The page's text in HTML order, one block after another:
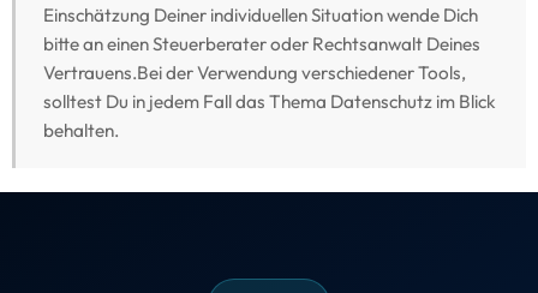
Einschätzung Deiner individuellen Situation wende Dich
bitte an einen Steuerberater oder Rechtsanwalt Deines
Vertrauens.Bei der Verwendung verschiedener Tools,
solltest Du in jedem Fall das Thema Datenschutz im Blick
behalten.